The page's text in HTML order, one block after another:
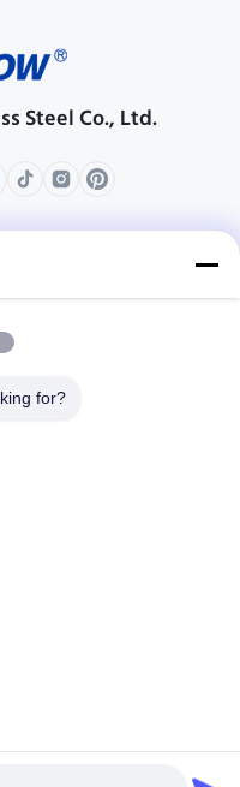
Steel Co., Ltd.
d'entreprise
d'usine
Droit d'auteur © 2025-2026
for?